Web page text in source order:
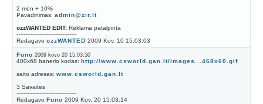
2 mėn + 10%
Pavadinimas: admin@zir.lt
ozzWANTED EDIT: Reklama patalpinta
----------------------------------
Redagavo ozzWANTED 2009 Kov. 10 15:03:03
Funo 2009 kovo 20 15:03:50
400x68 banerio kodas: http://www.csworld.gan.lt/images...468x60.gif
saito adresas: www.csworld.gan.lt
3 Savaites
----------------------------------
Redagavo Funo 2009 Kov. 20 15:03:14